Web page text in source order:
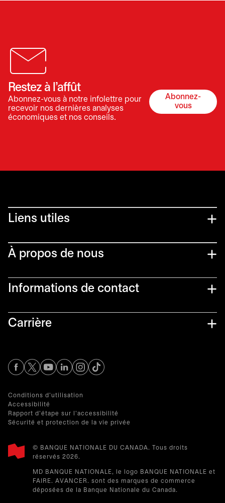
Restez à l’affût
Abonnez-vous à notre infolettre pour
recevoir nos dernières analyses
économiques et nos conseils.
Abonnez-
vous
s’ouvre
Liens utiles​
À propos de nous
Informations de contact​
Carrière
s’ouvre dans un nouvel onglet
s’ouvre dans un nouvel onglet
s’ouvre dans un nouvel onglet
s’ouvre dans un nouvel onglet
s’ouvre dans un nouvel onglet
Conditions d'utilisation
Accessibilité
Rapport d'étape sur l'accessibilité
Sécurité et protection de la vie privée
© BANQUE NATIONALE DU CANADA. Tous droits
réservés 2026.​
MD BANQUE NATIONALE, le logo BANQUE NATIONALE et
FAIRE. AVANCER. sont des marques de commerce
déposées de la Banque Nationale du Canada.